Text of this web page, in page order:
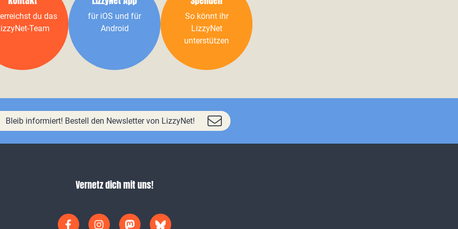
du das
Team
für iOS und für
Android
So könnt ihr
LizzyNet
unterstützen
Bleib informiert! Bestell den Newsletter von LizzyNet!
Vernetz dich mit uns!